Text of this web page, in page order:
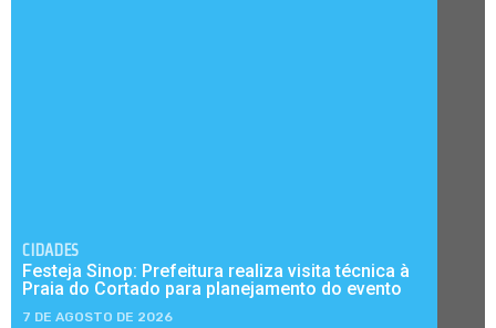
CIDADES
Festeja Sinop: Prefeitura realiza visita técnica à
Praia do Cortado para planejamento do evento
7 DE AGOSTO DE 2026